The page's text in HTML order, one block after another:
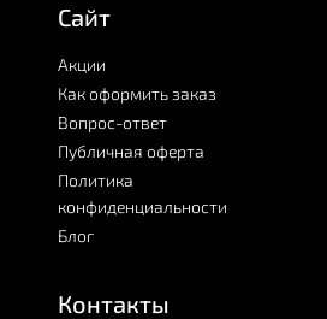
Сайт
Акции
Как оформить заказ
Вопрос-ответ
Публичная оферта
Политика
конфиденциальности
Блог
Контакты